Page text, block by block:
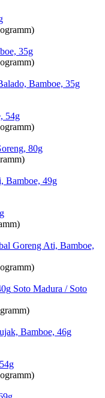
35g
Bamboe, 35g
54g
80g
Bamboe, 49g
Goreng Ati, Bamboe,
Soto Madura / Soto
Bamboe, 46g